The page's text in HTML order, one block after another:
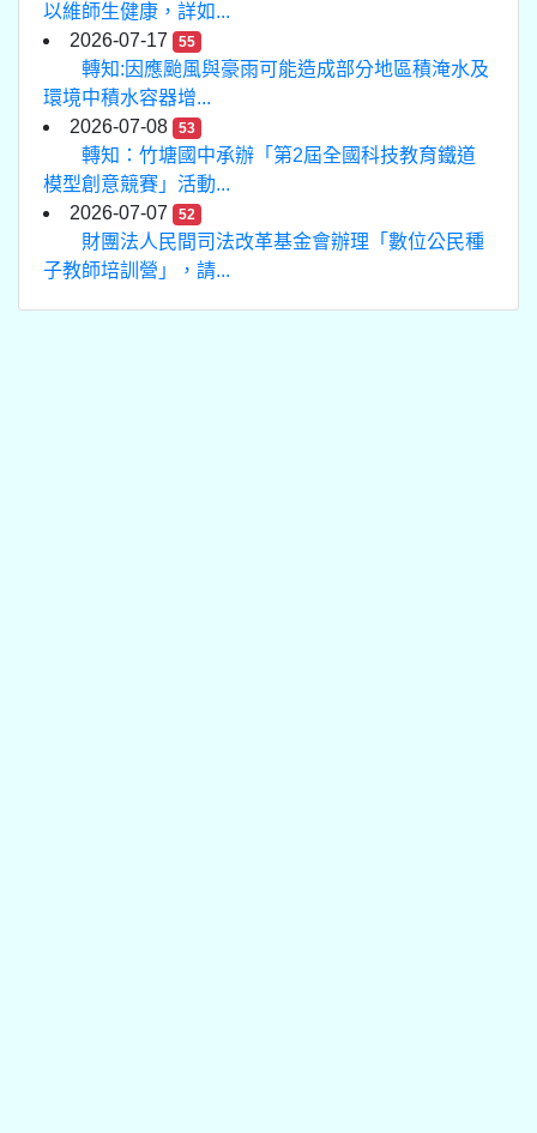
以維師生健康，詳如...
2026-07-17
55
轉知:因應颱風與豪雨可能造成部分地區積淹水及
環境中積水容器增...
2026-07-08
53
轉知：竹塘國中承辦「第2屆全國科技教育鐵道
模型創意競賽」活動...
2026-07-07
52
財團法人民間司法改革基金會辦理「數位公民種
子教師培訓營」，請...